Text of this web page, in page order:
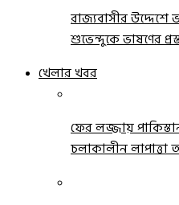
রাজ্যবাসীর উদ্দেশে
শুভেন্দুকে ভাষণের
খেলার খবর
ফের লজ্জায়
চলাকালীন